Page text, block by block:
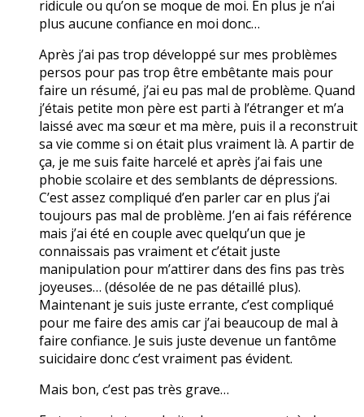
ridicule ou qu’on se moque de moi. En plus je n’ai
plus aucune confiance en moi donc…
Après j’ai pas trop développé sur mes problèmes
persos pour pas trop être embêtante mais pour
faire un résumé, j’ai eu pas mal de problème. Quand
j’étais petite mon père est parti à l’étranger et m’a
laissé avec ma sœur et ma mère, puis il a reconstruit
sa vie comme si on était plus vraiment là. A partir de
ça, je me suis faite harcelé et après j’ai fais une
phobie scolaire et des semblants de dépressions.
C’est assez compliqué d’en parler car en plus j’ai
toujours pas mal de problème. J’en ai fais référence
mais j’ai été en couple avec quelqu’un que je
connaissais pas vraiment et c’était juste
manipulation pour m’attirer dans des fins pas très
joyeuses… (désolée de ne pas détaillé plus).
Maintenant je suis juste errante, c’est compliqué
pour me faire des amis car j’ai beaucoup de mal à
faire confiance. Je suis juste devenue un fantôme
suicidaire donc c’est vraiment pas évident.
Mais bon, c’est pas très grave…